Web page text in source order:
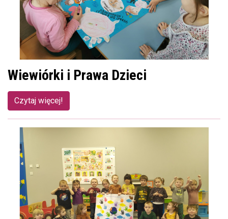
Wiewiórki i Prawa Dzieci
Czytaj więcej!